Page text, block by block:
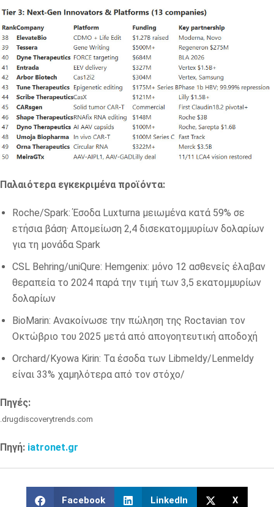
Παλαιότερα εγκεκριμένα προϊόντα:
Roche/Spark: Έσοδα Luxturna μειωμένα κατά 59% σε
ετήσια βάση· Απομείωση 2,4 δισεκατομμυρίων δολαρίων
για τη μονάδα Spark
CSL Behring/uniQure: Hemgenix: μόνο 12 ασθενείς έλαβαν
θεραπεία το 2024 παρά την τιμή των 3,5 εκατομμυρίων
δολαρίων
BioMarin: Ανακοίνωσε την πώληση της Roctavian τον
Οκτώβριο του 2025 μετά από απογοητευτική αποδοχή
Orchard/Kyowa Kirin: Τα έσοδα των Libmeldy/Lenmeldy
είναι 33% χαμηλότερα από τον στόχο/
Πηγές:
.drugdiscoverytrends.com
Πηγή: iatronet.gr
Facebook LinkedIn X